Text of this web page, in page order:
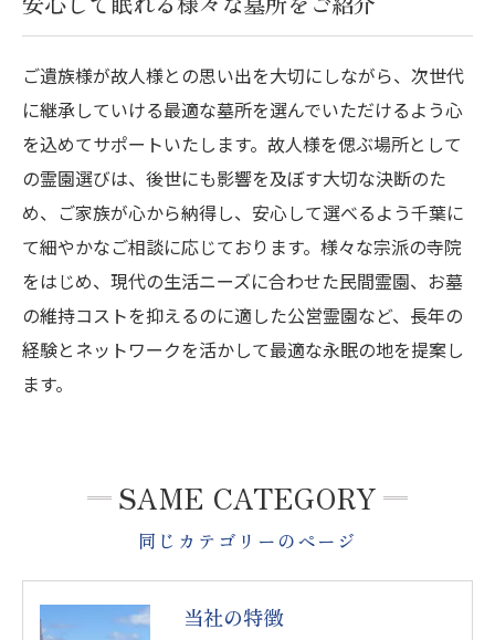
ご遺族様が故人様との思い出を大切にしながら、次世代
に継承していける最適な墓所を選んでいただけるよう心
を込めてサポートいたします。故人様を偲ぶ場所として
の霊園選びは、後世にも影響を及ぼす大切な決断のた
め、ご家族が心から納得し、安心して選べるよう千葉に
て細やかなご相談に応じております。様々な宗派の寺院
をはじめ、現代の生活ニーズに合わせた民間霊園、お墓
の維持コストを抑えるのに適した公営霊園など、長年の
経験とネットワークを活かして最適な永眠の地を提案し
ます。
同じカテゴリーのページ
SAME CATEGORY
当社の特徴